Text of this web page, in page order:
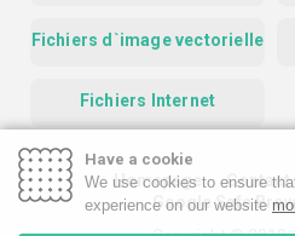
Fichiers d`image vectorielle
Fichiers Internet
Homepage Contact
Google Safe
Have a cookie
We use cookies to ensure
experience on our website